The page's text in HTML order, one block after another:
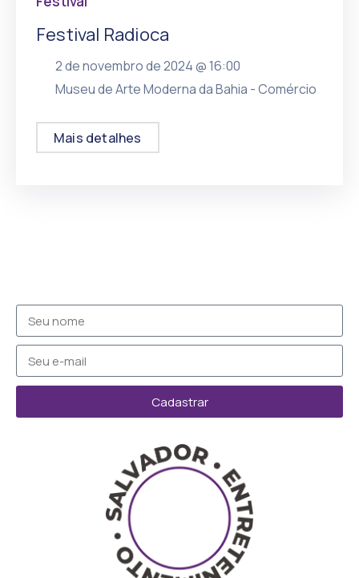
Festival Radioca
2 de novembro de 2024 @16:00
Museu de Arte Moderna da Bahia - Comércio
Mais detalhes
Cadastrar